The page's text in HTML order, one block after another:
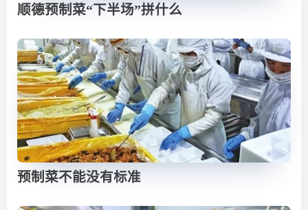
顺德预制菜“下半场”拼什么
预制菜不能没有标准